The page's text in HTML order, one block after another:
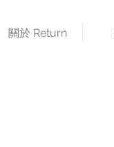
關於 Return